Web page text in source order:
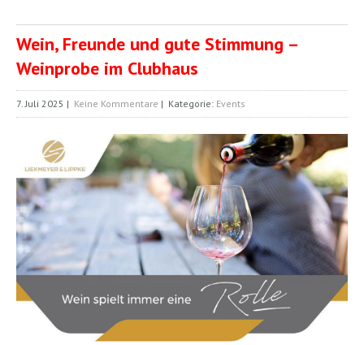
Wein, Freunde und gute Stimmung –
Weinprobe im Clubhaus
7. Juli 2025 | Keine Kommentare | Kategorie: Events